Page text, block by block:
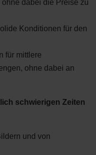
dabei die Preise zu
Konditionen für den
für mittlere
ohne dabei an
schwierigen Zeiten
und von